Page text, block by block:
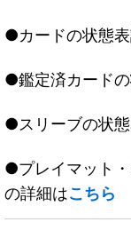
●カードの状態
●鑑定済カード
●スリーブの状
●プレイマット
の詳細はこちら